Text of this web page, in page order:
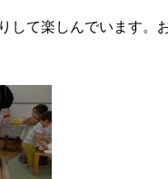
して楽しんでいます。